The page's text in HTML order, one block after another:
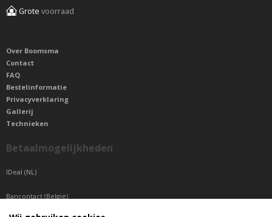
Grote voorraad
Over Boomsma
Contact
FAQ
Bestelinformatie
Privacyverklaring
Gallerij
Technieken
Betaalmogelijkheden
IDeal (NL)
Bancontact (België)